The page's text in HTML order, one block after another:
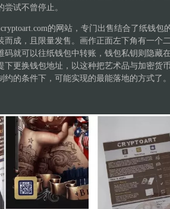
试不曾停止。
的网站，专门出售结合了纸钱包
而成，且限量发售。画作正面左下角有一个
码就可以往纸钱包中转账，钱包私钥则隐藏
下更换钱包地址，以这种把艺术品与加密货
约的条件下，可能实现的最能落地的方式了